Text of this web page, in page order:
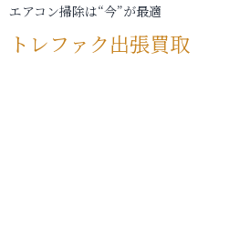
エアコン掃除は“今”が最適
トレファク出張買取